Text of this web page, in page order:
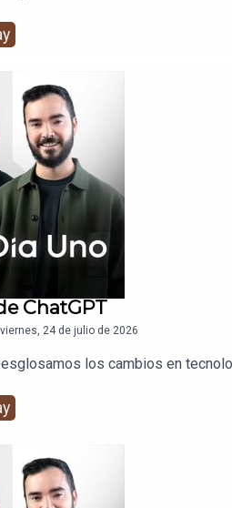
ChatGPT
viernes, 24 de julio de 2026
los cambios en